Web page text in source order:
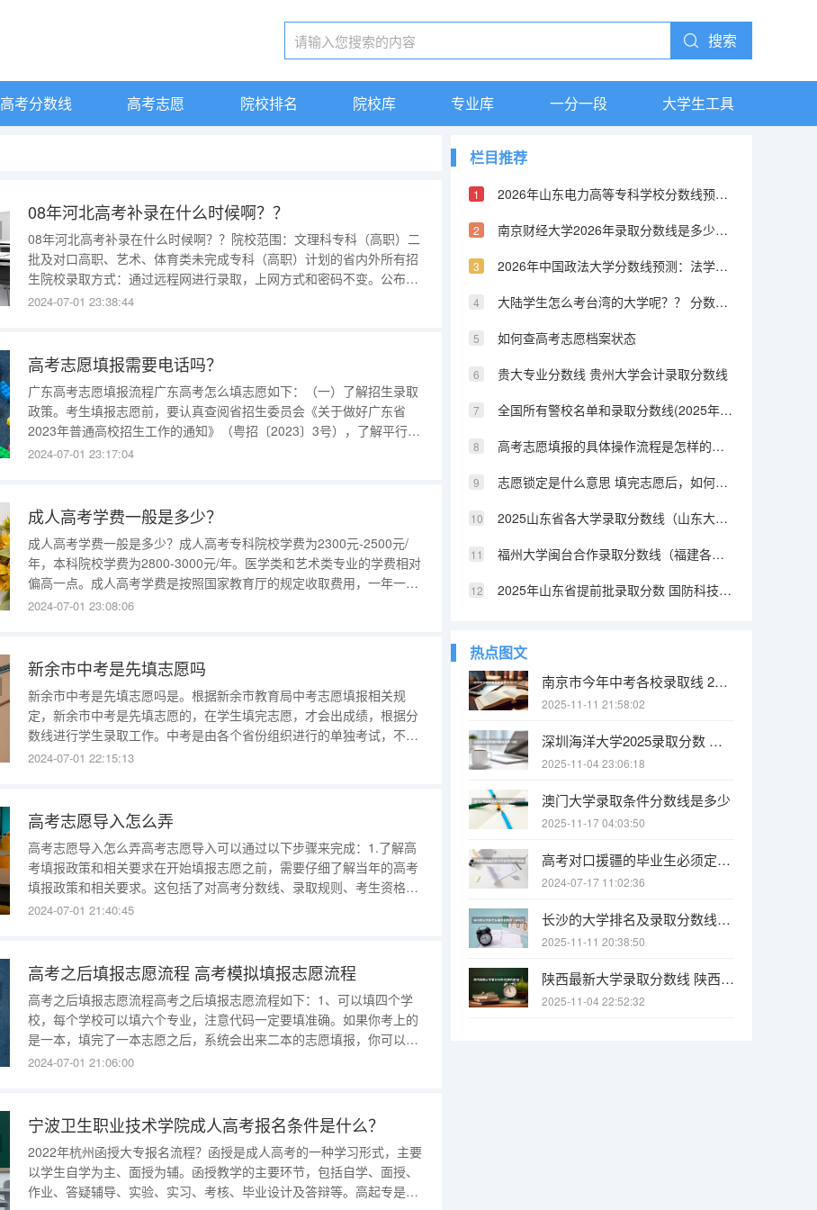
搜索
高考分数线 高考志愿 院校排名 院校库 专业库 一分一段 大学生工具
08年河北高考补录在什么时候啊？？
08年河北高考补录在什么时候啊？？院校范围：文理科专科（高职）二
批及对口高职、艺术、体育类未完成专科（高职）计划的省内外所有招
生院校录取方式：通过远程网进行录取，上网方式和密码不变。公布征
求志愿计划时间：9月14日（一）填报志愿方式：征求志愿由县（市、
2024-07-01 23:38:44
高考志愿填报需要电话吗？
广东高考志愿填报流程广东高考怎么填志愿如下：（一）了解招生录取
政策。考生填报志愿前，要认真查阅省招生委员会《关于做好广东省
2023年普通高校招生工作的通知》（粤招〔2023〕3号），了解平行志
愿、顺序志愿投档录取模式的批次及类型、志愿填报要求、投档原则；
2024-07-01 23:17:04
成人高考学费一般是多少？
成人高考学费一般是多少？成人高考专科院校学费为2300元-2500元/
年，本科院校学费为2800-3000元/年。医学类和艺术类专业的学费相对
偏高一点。成人高考学费是按照国家教育厅的规定收取费用，一年一
次，具体成人高考学费以报考院校收费标准为主。成人高考学费不是统
2024-07-01 23:08:06
新余市中考是先填志愿吗
新余市中考是先填志愿吗是。根据新余市教育局中考志愿填报相关规
定，新余市中考是先填志愿的，在学生填完志愿，才会出成绩，根据分
数线进行学生录取工作。中考是由各个省份组织进行的单独考试，不是
全国统一考试，填报志愿的规定也不相同。2015年新余市中考志愿填报
2024-07-01 22:15:13
高考志愿导入怎么弄
高考志愿导入怎么弄高考志愿导入可以通过以下步骤来完成：1.了解高
考填报政策和相关要求在开始填报志愿之前，需要仔细了解当年的高考
填报政策和相关要求。这包括了对高考分数线、录取规则、考生资格和
报名流程等的全面了解。同时，还应了解自己感兴趣的专业和学校的招
2024-07-01 21:40:45
高考之后填报志愿流程 高考模拟填报志愿流程
高考之后填报志愿流程高考之后填报志愿流程如下：1、可以填四个学
校，每个学校可以填六个专业，注意代码一定要填准确。如果你考上的
是一本，填完了一本志愿之后，系统会出来二本的志愿填报，你可以继
续填，也可以选择不填”如果你考上的是二本，填完了之后也可以继续填
2024-07-01 21:06:00
宁波卫生职业技术学院成人高考报名条件是什么？
2022年杭州函授大专报名流程？函授是成人高考的一种学习形式，主要
以学生自学为主、面授为辅。函授教学的主要环节，包括自学、面授、
作业、答疑辅导、实验、实习、考核、毕业设计及答辩等。高起专是杭
栏目推荐
2026年山东电力高等专科学校分数线预测及往年分数参考
南京财经大学2026年录取分数线是多少？专业优势与就业前景全面解析
2026年中国政法大学分数线预测：法学界的黄埔军校
大陆学生怎么考台湾的大学呢？？ 分数线又是怎样的？？ 考取难度高不高？
如何查高考志愿档案状态
贵大专业分数线 贵州大学会计录取分数线
全国所有警校名单和录取分数线(2025年参考) 陕西提前批警校录取分数
高考志愿填报的具体操作流程是怎样的（江西高考志愿填报详细步骤）
志愿锁定是什么意思 填完志愿后，如何快速知道自己是否被录取
2025山东省各大学录取分数线（山东大学排名及录取分数线）
福州大学闽台合作录取分数线（福建各所大学法学系的分数线2025）
2025年山东省提前批录取分数 国防科技大学提前批山东录取分数线
热点图文
南京市今年中考各校录取线 2025南京中考分数线与录取线
2025-11-11 21:58:02
深圳海洋大学2025录取分数 中国海洋大学2025投档线
2025-11-04 23:06:18
澳门大学录取条件分数线是多少
2025-11-17 04:03:50
高考对口援疆的毕业生必须定向回新疆工作吗，能不能不会回，不回会怎样？
2024-07-17 11:02:36
长沙的大学排名及录取分数线（长沙大学招生分数线）
2025-11-11 20:38:50
陕西最新大学录取分数线 陕西省2025年各院校最低高考录取分数线
2025-11-04 22:52:32